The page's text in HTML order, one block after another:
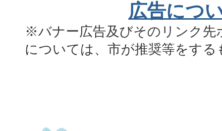
広告につ
※バナー広告及びそのリンク先
については、市が推奨等をす